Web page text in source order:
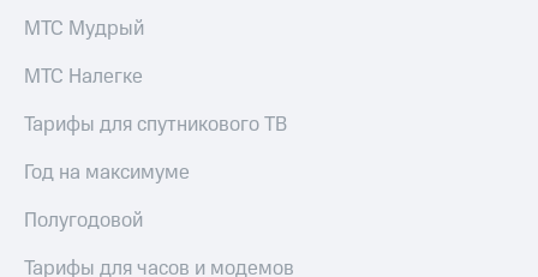
облигаций
Реквизиты
Контакты
развитие
На главную
МТС Мудрый
МТС Налегке
Тарифы для спутникового ТВ
Год на максимуме
Полугодовой
Тарифы для часов и модемов